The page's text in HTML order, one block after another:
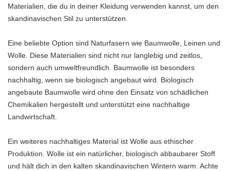
Materialien, die du in deiner Kleidung verwenden kannst, um den
skandinavischen Stil zu unterstützen.
Eine beliebte Option sind Naturfasern wie Baumwolle, Leinen und
Wolle. Diese Materialien sind nicht nur langlebig und zeitlos,
sondern auch umweltfreundlich. Baumwolle ist besonders
nachhaltig, wenn sie biologisch angebaut wird. Biologisch
angebaute Baumwolle wird ohne den Einsatz von schädlichen
Chemikalien hergestellt und unterstützt eine nachhaltige
Landwirtschaft.
Ein weiteres nachhaltiges Material ist Wolle aus ethischer
Produktion. Wolle ist ein natürlicher, biologisch abbaubarer Stoff
und hält dich in den kalten skandinavischen Wintern warm. Achte